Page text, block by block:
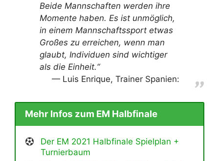
Beide Mannschaften werden ihre
Momente haben. Es ist unmöglich,
in einem Mannschaftssport etwas
Großes zu erreichen, wenn man
glaubt, Individuen sind wichtiger
als die Einheit.“
Luis Enrique, Trainer Spanien:
Mehr Infos zum EM Halbfinale
Der EM 2021 Halbfinale Spielplan +
Turnierbaum